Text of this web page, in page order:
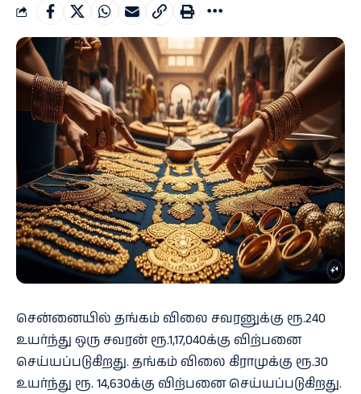
சென்னையில் தங்கம் விலை சவரனுக்கு ரூ.240
உயர்ந்து ஒரு சவரன் ரூ.1,17,040க்கு விற்பனை
செய்யப்படுகிறது. தங்கம் விலை கிராமுக்கு ரூ.30
உயர்ந்து ரூ. 14,630க்கு விற்பனை செய்யப்படுகிறது.